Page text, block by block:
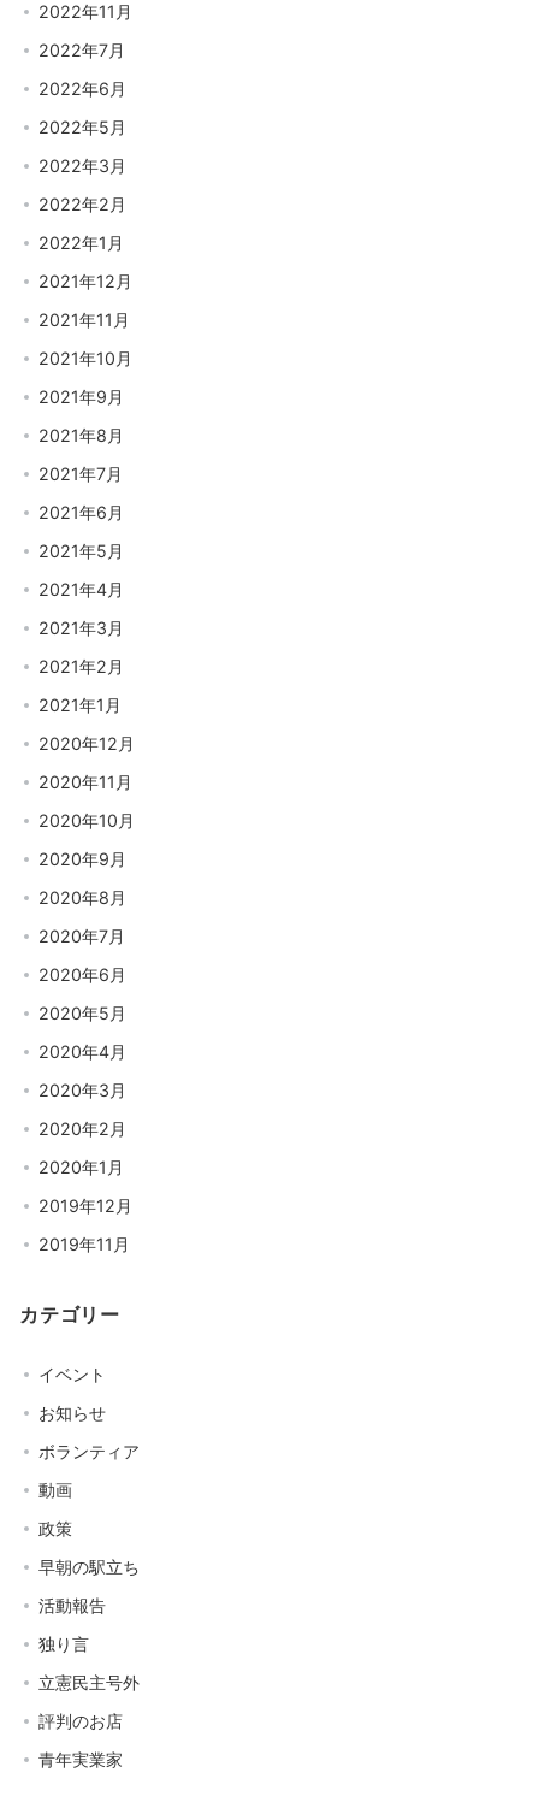
2022年11月
2022年7月
2022年6月
2022年5月
2022年3月
2022年2月
2022年1月
2021年12月
2021年11月
2021年10月
2021年9月
2021年8月
2021年7月
2021年6月
2021年5月
2021年4月
2021年3月
2021年2月
2021年1月
2020年12月
2020年11月
2020年10月
2020年9月
2020年8月
2020年7月
2020年6月
2020年5月
2020年4月
2020年3月
2020年2月
2020年1月
2019年12月
2019年11月
カテゴリー
イベント
お知らせ
ボランティア
動画
政策
早朝の駅立ち
活動報告
独り言
立憲民主号外
評判のお店
青年実業家